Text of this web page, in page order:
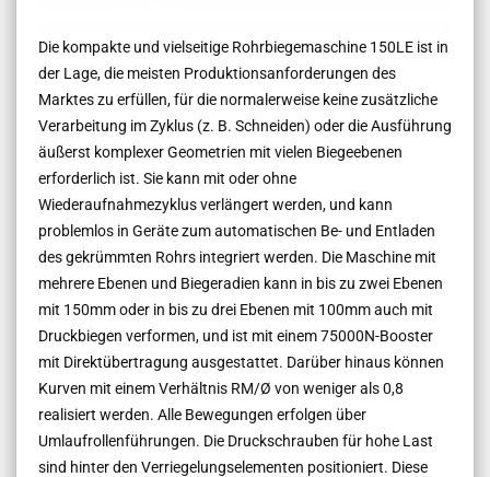
Die kompakte und vielseitige Rohrbiegemaschine 150LE ist in
der Lage, die meisten Produktionsanforderungen des
Marktes zu erfüllen, für die normalerweise keine zusätzliche
Verarbeitung im Zyklus (z. B. Schneiden) oder die Ausführung
äußerst komplexer Geometrien mit vielen Biegeebenen
erforderlich ist. Sie kann mit oder ohne
Wiederaufnahmezyklus verlängert werden, und kann
problemlos in Geräte zum automatischen Be- und Entladen
des gekrümmten Rohrs integriert werden. Die Maschine mit
mehrere Ebenen und Biegeradien kann in bis zu zwei Ebenen
mit 150mm oder in bis zu drei Ebenen mit 100mm auch mit
Druckbiegen verformen, und ist mit einem 75000N-Booster
mit Direktübertragung ausgestattet. Darüber hinaus können
Kurven mit einem Verhältnis RM/Ø von weniger als 0,8
realisiert werden. Alle Bewegungen erfolgen über
Umlaufrollenführungen. Die Druckschrauben für hohe Last
sind hinter den Verriegelungselementen positioniert. Diese